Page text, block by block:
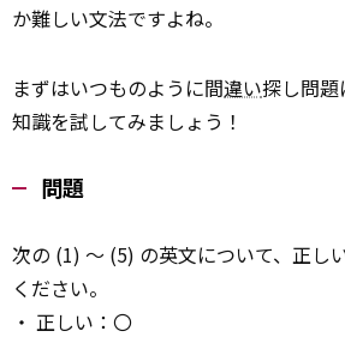
か難しい文法ですよね。
まずはいつものように間違い探し問題
知識を試してみましょう！
問題
次の (1) ～ (5) の英文について、正し
ください。
・ 正しい：〇